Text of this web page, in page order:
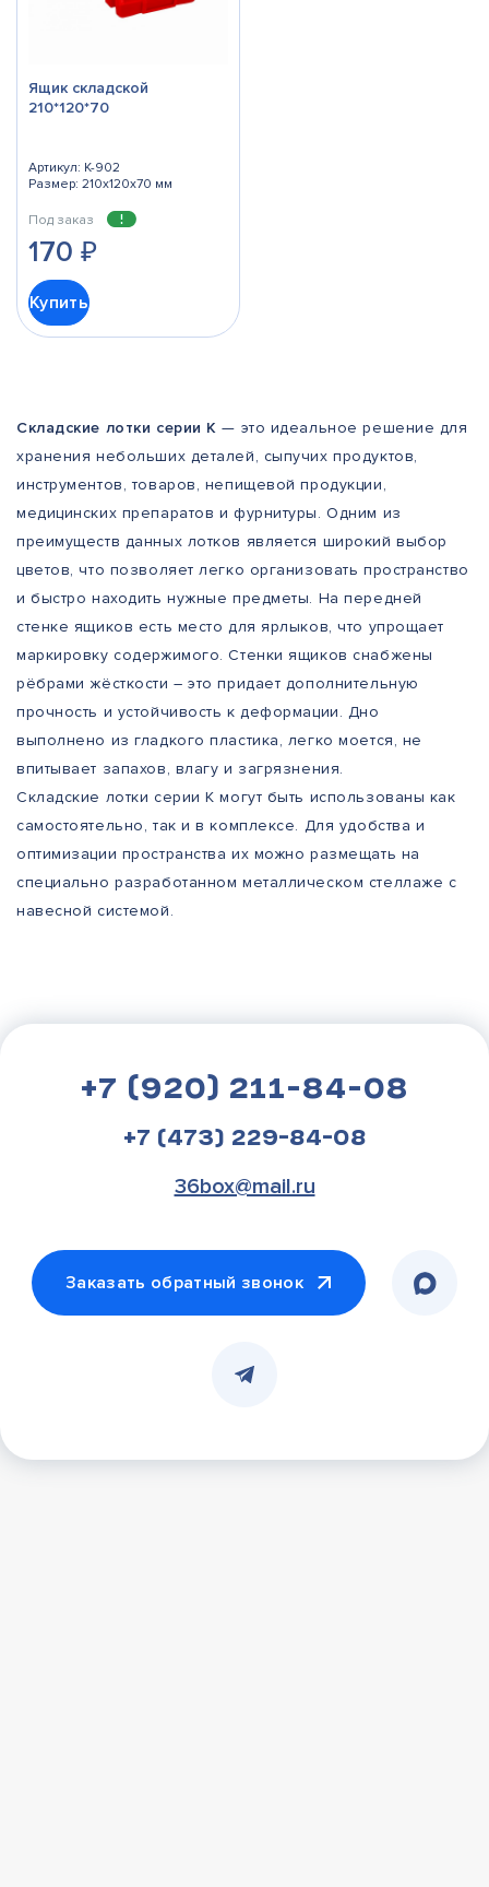
Ящик складской
210*120*70
Артикул: К-902
Размер: 210x120x70 мм
Под заказ
170₽
Купить
Складские лотки серии К — это идеальное решение для
хранения небольших деталей, сыпучих продуктов,
инструментов, товаров, непищевой продукции,
медицинских препаратов и фурнитуры. Одним из
преимуществ данных лотков является широкий выбор
цветов, что позволяет легко организовать пространство
и быстро находить нужные предметы. На передней
стенке ящиков есть место для ярлыков, что упрощает
маркировку содержимого. Стенки ящиков снабжены
рёбрами жёсткости – это придает дополнительную
прочность и устойчивость к деформации. Дно
выполнено из гладкого пластика, легко моется, не
впитывает запахов, влагу и загрязнения.
Складские лотки серии К могут быть использованы как
самостоятельно, так и в комплексе. Для удобства и
оптимизации пространства их можно размещать на
специально разработанном металлическом стеллаже с
навесной системой.
+7 (920) 211-84-08
+7 (473) 229-84-08
36box@mail.ru
Заказать обратный звонок